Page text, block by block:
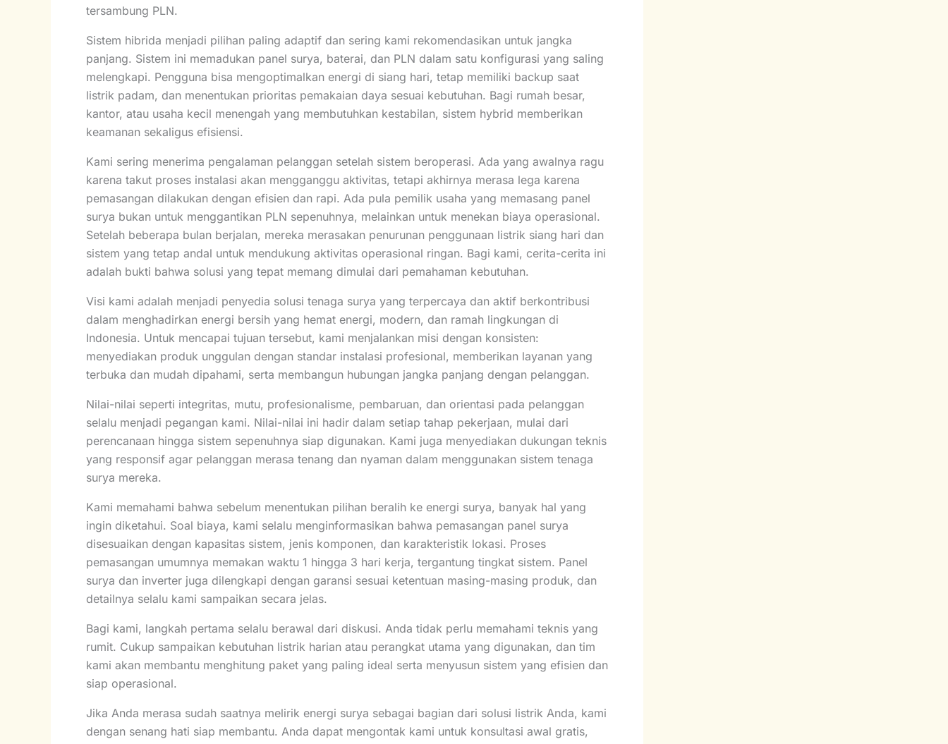
tersambung PLN.
Sistem hibrida menjadi pilihan paling adaptif dan sering kami rekomendasikan untuk jangka
panjang. Sistem ini memadukan panel surya, baterai, dan PLN dalam satu konfigurasi yang saling
melengkapi. Pengguna bisa mengoptimalkan energi di siang hari, tetap memiliki backup saat
listrik padam, dan menentukan prioritas pemakaian daya sesuai kebutuhan. Bagi rumah besar,
kantor, atau usaha kecil menengah yang membutuhkan kestabilan, sistem hybrid memberikan
keamanan sekaligus efisiensi.
Kami sering menerima pengalaman pelanggan setelah sistem beroperasi. Ada yang awalnya ragu
karena takut proses instalasi akan mengganggu aktivitas, tetapi akhirnya merasa lega karena
pemasangan dilakukan dengan efisien dan rapi. Ada pula pemilik usaha yang memasang panel
surya bukan untuk menggantikan PLN sepenuhnya, melainkan untuk menekan biaya operasional.
Setelah beberapa bulan berjalan, mereka merasakan penurunan penggunaan listrik siang hari dan
sistem yang tetap andal untuk mendukung aktivitas operasional ringan. Bagi kami, cerita-cerita ini
adalah bukti bahwa solusi yang tepat memang dimulai dari pemahaman kebutuhan.
Visi kami adalah menjadi penyedia solusi tenaga surya yang terpercaya dan aktif berkontribusi
dalam menghadirkan energi bersih yang hemat energi, modern, dan ramah lingkungan di
Indonesia. Untuk mencapai tujuan tersebut, kami menjalankan misi dengan konsisten:
menyediakan produk unggulan dengan standar instalasi profesional, memberikan layanan yang
terbuka dan mudah dipahami, serta membangun hubungan jangka panjang dengan pelanggan.
Nilai-nilai seperti integritas, mutu, profesionalisme, pembaruan, dan orientasi pada pelanggan
selalu menjadi pegangan kami. Nilai-nilai ini hadir dalam setiap tahap pekerjaan, mulai dari
perencanaan hingga sistem sepenuhnya siap digunakan. Kami juga menyediakan dukungan teknis
yang responsif agar pelanggan merasa tenang dan nyaman dalam menggunakan sistem tenaga
surya mereka.
Kami memahami bahwa sebelum menentukan pilihan beralih ke energi surya, banyak hal yang
ingin diketahui. Soal biaya, kami selalu menginformasikan bahwa pemasangan panel surya
disesuaikan dengan kapasitas sistem, jenis komponen, dan karakteristik lokasi. Proses
pemasangan umumnya memakan waktu 1 hingga 3 hari kerja, tergantung tingkat sistem. Panel
surya dan inverter juga dilengkapi dengan garansi sesuai ketentuan masing-masing produk, dan
detailnya selalu kami sampaikan secara jelas.
Bagi kami, langkah pertama selalu berawal dari diskusi. Anda tidak perlu memahami teknis yang
rumit. Cukup sampaikan kebutuhan listrik harian atau perangkat utama yang digunakan, dan tim
kami akan membantu menghitung paket yang paling ideal serta menyusun sistem yang efisien dan
siap operasional.
Jika Anda merasa sudah saatnya melirik energi surya sebagai bagian dari solusi listrik Anda, kami
dengan senang hati siap membantu. Anda dapat mengontak kami untuk konsultasi awal gratis,